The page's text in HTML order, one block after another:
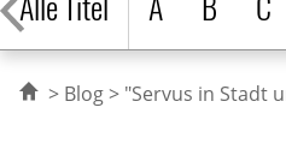
Blog "Servus in Stadt